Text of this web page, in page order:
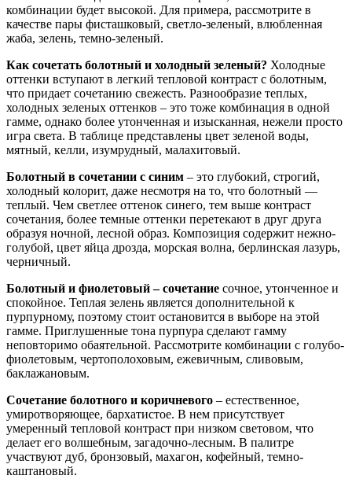
комбинации будет высокой. Для примера, рассмотрите в
качестве пары фисташковый, светло-зеленый, влюбленная
жаба, зелень, темно-зеленый.
Как сочетать болотный и холодный зеленый? Холодные
оттенки вступают в легкий тепловой контраст с болотным,
что придает сочетанию свежесть. Разнообразие теплых,
холодных зеленых оттенков – это тоже комбинация в одной
гамме, однако более утонченная и изысканная, нежели просто
игра света. В таблице представлены цвет зеленой воды,
мятный, келли, изумрудный, малахитовый.
Болотный в сочетании с синим – это глубокий, строгий,
холодный колорит, даже несмотря на то, что болотный —
теплый. Чем светлее оттенок синего, тем выше контраст
сочетания, более темные оттенки перетекают в друг друга
образуя ночной, лесной образ. Композиция содержит нежно-
голубой, цвет яйца дрозда, морская волна, берлинская лазурь,
черничный.
Болотный и фиолетовый – сочетание сочное, утонченное и
спокойное. Теплая зелень является дополнительной к
пурпурному, поэтому стоит остановится в выборе на этой
гамме. Приглушенные тона пурпура сделают гамму
неповторимо обаятельной. Рассмотрите комбинации с голубо-
фиолетовым, чертополоховым, ежевичным, сливовым,
баклажановым.
Сочетание болотного и коричневого – естественное,
умиротворяющее, бархатистое. В нем присутствует
умеренный тепловой контраст при низком световом, что
делает его волшебным, загадочно-лесным. В палитре
участвуют дуб, бронзовый, махагон, кофейный, темно-
каштановый.